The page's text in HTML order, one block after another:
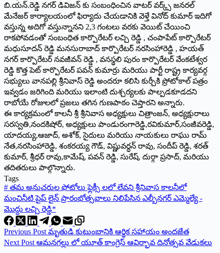
బి.యన్.రెడ్డి నగర్ డివిజన్ కు సంబంధించిన వాటర్ వర్క్స్ జనరల్
మేనేజర్ కార్యాలయంలో ఫిర్యాదు చేయడానికి వెళ్తే వినోద్ కుమార్ ఇదిగో
వస్తున్న అదిగో వస్తున్నానని 2,3 గంటలు వరకు వెయిట్ చేయించి
రాకపోవడంతో సంబంధిత కార్పొరేటర్ లచ్చి రెడ్డి , చంపాపేట్ కార్పొరేటర్
మధుసూదన్ రెడ్డి మనసురాబాద్ కార్పొరేటర్ నరసింహారెడ్డి , హయత్
నగర్ కార్పొరేటర్ నవజీవన్ రెడ్డి , వనస్థలి పురం కార్పొరేటర్ వేంకటేశ్వర
రెడ్డి కొత్త పెట్ కార్పొరేటర్ పవన్ కుమార్రు మరియు పార్టీ రాష్ట్ర కార్యవర్గ
సభ్యులు వానపల్లి శ్రీనివాస్ రెడ్డి అందరూ కలిసి కుర్చీకి ప్రోటోకాల్ పత్రం
ఇవ్వడం జరిగింది మరియు ఇలాంటి దుశ్చర్యలకు పాల్పడకూడదని
రాబోయే రోజులలో ప్రజలు తగిన గుణపాఠం చెప్తారని అన్నారు.
ఈ కార్యక్రమంలో కాలనీ శ్రీ శ్రీనివాస అధ్యక్షులు చిత్రాంజన్, అధ్యక్షురాలు
సరస్వతి,నందకిషోర్, అధ్యక్షులు పాండురంగారెడ్డి,రవికుమార్,సంజీవరెడ్డి,
యాదయ్య,ఆజాద్, అశోక్, సైదులు మరియు నాయకులు రాఘు రామ్
నేత,నరసింహారెడ్డి, శంకరయ్య గౌడ్, విష్ణువర్ధన్ రావు, సందీప్ రెడ్డి, శరత్
కుమార్, శ్రీధర్ రావు,కామేష్, పవన్ రెడ్డి, సురేష్, దుర్గా ప్రసాద్, మరియు
తదితరులు పాల్గొన్నారు.
Tags
# తమ అనుచరుల ఫోటోలు ఫ్లెక్సీ లలో లేవని శ్రీనివాస కాలనీలో
మంచినీటి పైప్ లైన్ ప్రారంభోత్సవాలు నిలిపేసిన ఎల్బీనగర్ ఎమ్మెల్యే -
మొద్దు లచ్చి రెడ్డి*
Previous Post మృతుడి కుటుంబానికి ఆర్థిక సహాయం అందజేత
Next Post ఆమనగల్లు లో యూత్ కాంగ్రెస్ ఆవిర్భావ దినోత్సవ వేడుకలు